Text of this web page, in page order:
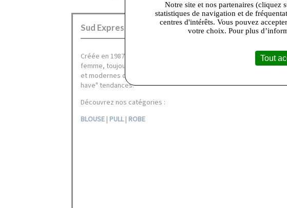
Sud Express Corbeil :
Créée en 1987,
, la marque à la petite étoile qui
femme, toujours unique et éblouissante, propose des collections
et modernes de prêt-à-porter; des classiques indispensables et
have" tendances.
Découvrez nos catégories :
BLOUSE | PULL| ROBE
Notre site et nos partenaires (cliquez
statistiques de navigation et de
centres d'intérêts. Vous pouvez
votre choix. Pour plus
Tout